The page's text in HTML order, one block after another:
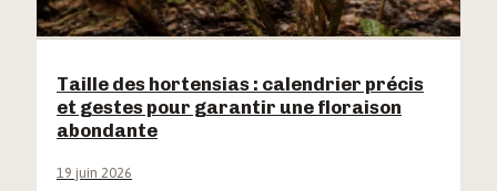
Taille des hortensias : calendrier précis
et gestes pour garantir une floraison
abondante
19 juin 2026